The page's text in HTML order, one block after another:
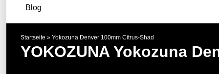
Blog
Startseite » Yokozuna Denver 100mm Citrus-Shad
YOKOZUNA Yokozuna